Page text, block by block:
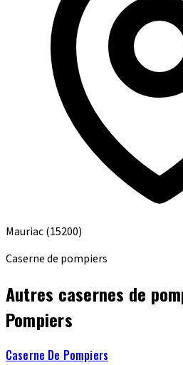
Mauriac(15200)
Caserne de pompiers
Autres casernes de
Pompiers
Caserne De Pompiers